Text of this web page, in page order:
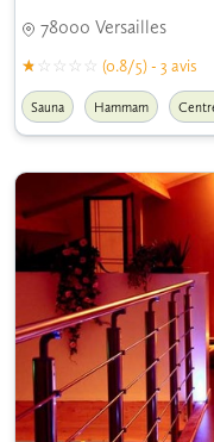
78000 Versailles
(0.8/5) - 3 avis
Sauna Hammam